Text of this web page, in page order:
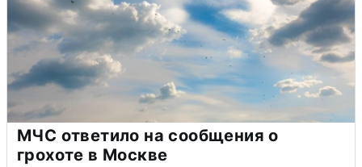
МЧС ответило на сообщения о
грохоте в Москве